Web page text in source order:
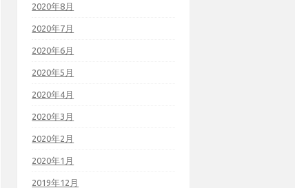
2020年8月
2020年7月
2020年6月
2020年5月
2020年4月
2020年3月
2020年2月
2020年1月
2019年12月